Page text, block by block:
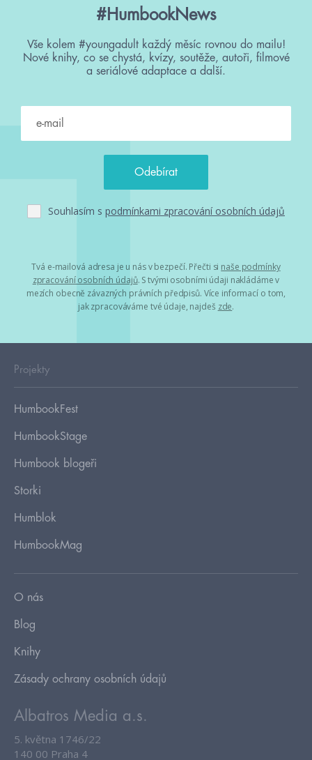
#HumbookNews
Vše kolem #youngadult každý měsíc rovnou do mailu!
Nové knihy, co se chystá, kvízy, soutěže, autoři, filmové
a seriálové adaptace a další.
Souhlasím s podmínkami zpracování osobních údajů
Tvá e-mailová adresa je u nás v bezpečí. Přečti si naše podmínky
zpracování osobních údajů. S tvými osobními údaji nakládáme v
mezích obecně závazných právních předpisů. Více informací o tom,
jak zpracováváme tvé údaje, najdeš zde.
Projekty
HumbookFest
HumbookStage
Humbook blogeři
Storki
Humblok
HumbookMag
O nás
Blog
Knihy
Zásady ochrany osobních údajů
Albatros Media a.s.
5. května 1746/22
140 00 Praha 4